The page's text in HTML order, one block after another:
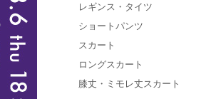
レギンス・タイツ
ショートパンツ
スカート
ロングスカート
膝丈・ミモレ丈スカート